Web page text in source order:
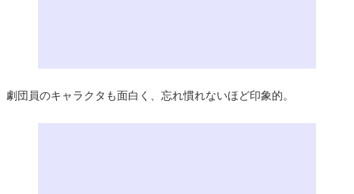
劇団員のキャラクタも面白く、忘れ慣れないほど印象的。